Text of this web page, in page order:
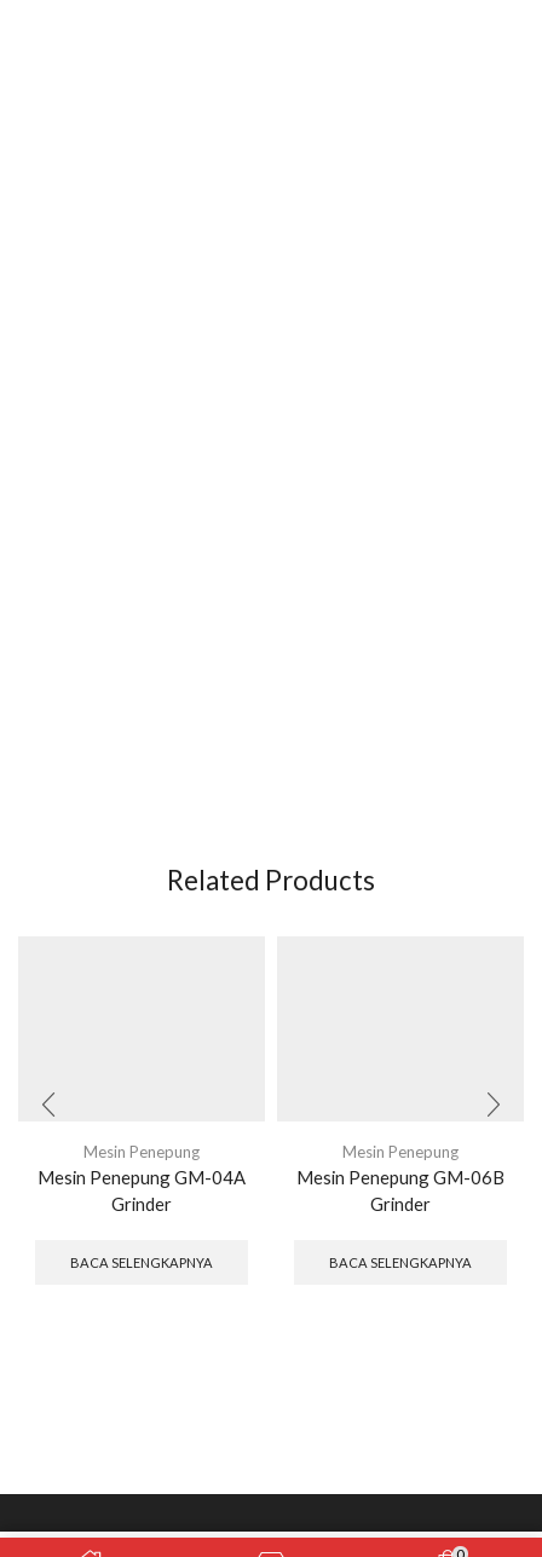
Related Products
Mesin Penepung
Mesin Penepung GM-04A
Grinder
BACA SELENGKAPNYA
Mesin Penepung
Mesin Penepung GM-06B
Grinder
BACA SELENGKAPNYA
0